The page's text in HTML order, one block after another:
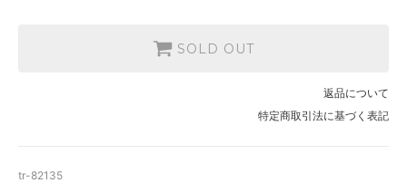
SOLD OUT
返品について
特定商取引法に基づく表記
tr-82135